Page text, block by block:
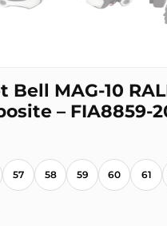
Bell MAG-10
– FIA8859-
57 58 59 60 61